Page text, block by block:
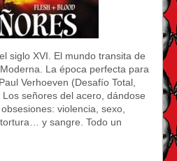
siglo XVI. El mundo transita de
La época perfecta para
Verhoeven (Desafío Total,
señores del acero, dándose
violencia, sexo,
y sangre. Todo un